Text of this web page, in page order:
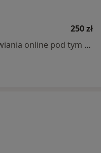
250 zł
Specjalista nie oferuje umawiania online pod tym adresem.